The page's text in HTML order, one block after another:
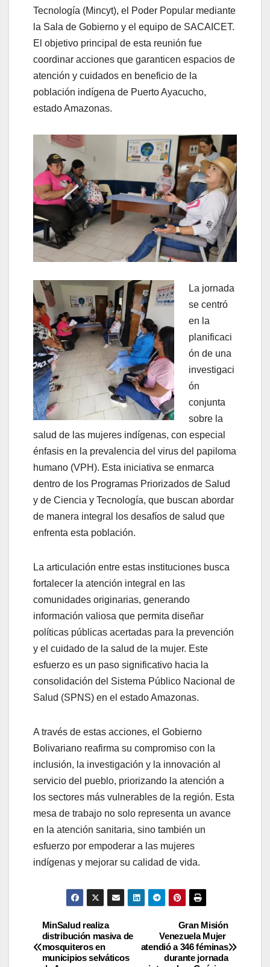
Tecnología (Mincyt), el Poder Popular mediante
la Sala de Gobierno y el equipo de SACAICET.
El objetivo principal de esta reunión fue
coordinar acciones que garanticen espacios de
atención y cuidados en beneficio de la
población indígena de Puerto Ayacucho,
estado Amazonas.
La jornada
se centró
en la
planificaci
ón de una
investigaci
ón
conjunta
sobre la
salud de las mujeres indígenas, con especial
énfasis en la prevalencia del virus del papiloma
humano (VPH). Esta iniciativa se enmarca
dentro de los Programas Priorizados de Salud
y de Ciencia y Tecnología, que buscan abordar
de manera integral los desafíos de salud que
enfrenta esta población.
La articulación entre estas instituciones busca
fortalecer la atención integral en las
comunidades originarias, generando
información valiosa que permita diseñar
políticas públicas acertadas para la prevención
y el cuidado de la salud de la mujer. Este
esfuerzo es un paso significativo hacia la
consolidación del Sistema Público Nacional de
Salud (SPNS) en el estado Amazonas.
A través de estas acciones, el Gobierno
Bolivariano reafirma su compromiso con la
inclusión, la investigación y la innovación al
servicio del pueblo, priorizando la atención a
los sectores más vulnerables de la región. Esta
mesa de trabajo no solo representa un avance
en la atención sanitaria, sino también un
esfuerzo por empoderar a las mujeres
indígenas y mejorar su calidad de vida.
Gran Misión
Venezuela Mujer
atendió a 346 féminas
durante jornada
MinSalud realiza
distribución masiva de
mosquiteros en
municipios selváticos